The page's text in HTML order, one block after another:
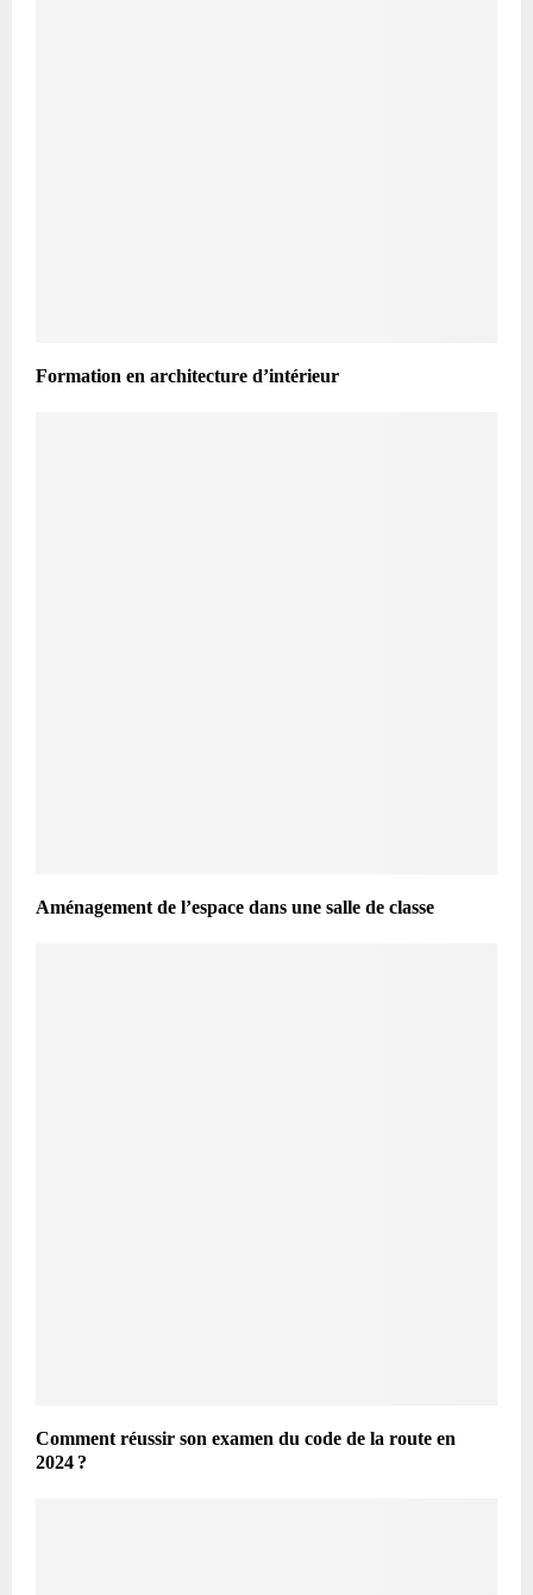
Formation en architecture d’intérieur
Aménagement de l’espace dans une salle de classe
Comment réussir son examen du code de la route en
2024 ?